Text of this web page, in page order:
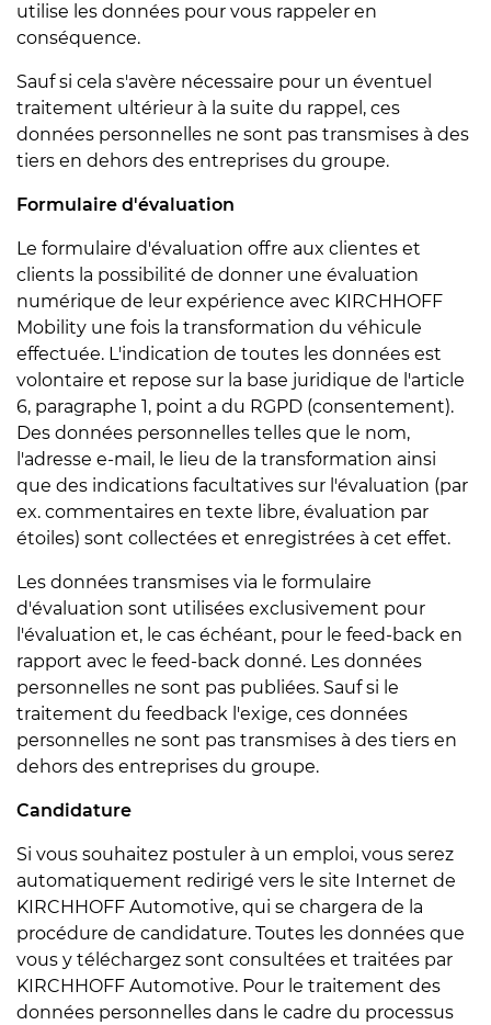
utilise les données pour vous rappeler en
conséquence.
Sauf si cela s'avère nécessaire pour un éventuel
traitement ultérieur à la suite du rappel, ces
données personnelles ne sont pas transmises à des
tiers en dehors des entreprises du groupe.
Formulaire d'évaluation
Le formulaire d'évaluation offre aux clientes et
clients la possibilité de donner une évaluation
numérique de leur expérience avec KIRCHHOFF
Mobility une fois la transformation du véhicule
effectuée. L'indication de toutes les données est
volontaire et repose sur la base juridique de l'article
6, paragraphe 1, point a du RGPD (consentement).
Des données personnelles telles que le nom,
l'adresse e-mail, le lieu de la transformation ainsi
que des indications facultatives sur l'évaluation (par
ex. commentaires en texte libre, évaluation par
étoiles) sont collectées et enregistrées à cet effet.
Les données transmises via le formulaire
d'évaluation sont utilisées exclusivement pour
l'évaluation et, le cas échéant, pour le feed-back en
rapport avec le feed-back donné. Les données
personnelles ne sont pas publiées. Sauf si le
traitement du feedback l'exige, ces données
personnelles ne sont pas transmises à des tiers en
dehors des entreprises du groupe.
Candidature
Si vous souhaitez postuler à un emploi, vous serez
automatiquement redirigé vers le site Internet de
KIRCHHOFF Automotive, qui se chargera de la
procédure de candidature. Toutes les données que
vous y téléchargez sont consultées et traitées par
KIRCHHOFF Automotive. Pour le traitement des
données personnelles dans le cadre du processus